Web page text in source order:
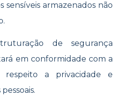
sensíveis armazenados não
de segurança
em conformidade com a
a privacidade e